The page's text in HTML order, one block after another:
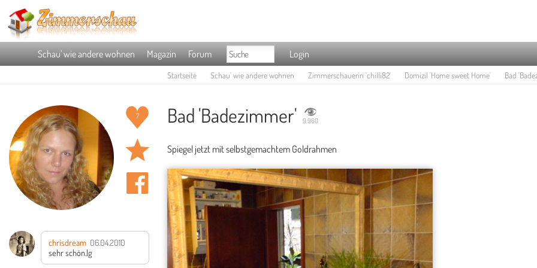
Schau' wie andere wohnen Magazin Forum Login
Startseite Schau' wie andere wohnen Zimmerschauerin 'chilli82' Domizil 'Home sweet Home' Bad
7
chrisdream 06.04.2010
sehr schön.lg
Bad 'Badezimmer' 9.960
Spiegel jetzt mit selbstgemachtem Goldrahmen